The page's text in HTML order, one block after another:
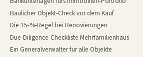
Baulicher Objekt-Check vor dem Kauf
Die 15-%-Regel bei Renovierungen
Due-Diligence-Checkliste Mehrfamilienhaus
Ein Generalverwalter für alle Objekte